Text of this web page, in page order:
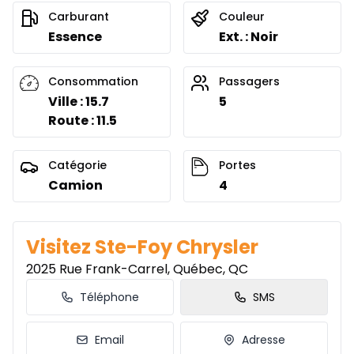
Location sur 54 mois
0.00 $ d'acompte • 3.99%
À partir de :
330$/
Location sur 51 mois
Location sur 51 mois
0.00 $ d'acompte • 3.99%
Location sur 48 mois
Location sur 48 mois
0.00 $ d'acompte • 3.99%
Location sur 42 mois
Location sur 42 mois
0.00 $ d'acompte • 2.49%
À partir de :
361 $
Carburant
Essence
Couleur
Ext. : Noir
Consommation
Ville : 15.7
Route : 11.5
Passagers
5
Catégorie
Camion
Portes
4
Visitez Ste-Foy Chrysler
2025 Rue Frank-Carrel, Québec, QC
Téléphone SMS
Email Adresse